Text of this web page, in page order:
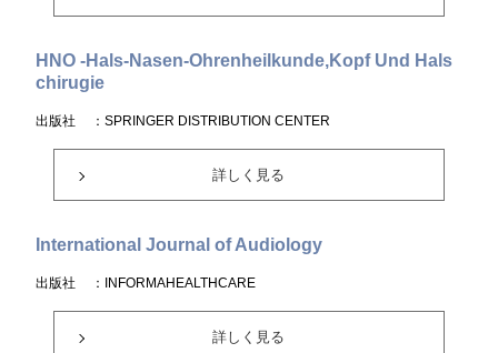
HNO -Hals-Nasen-Ohrenheilkunde,Kopf Und Hals
chirugie
出版社 ：SPRINGER DISTRIBUTION CENTER
詳しく見る
International Journal of Audiology
出版社 ：INFORMAHEALTHCARE
詳しく見る